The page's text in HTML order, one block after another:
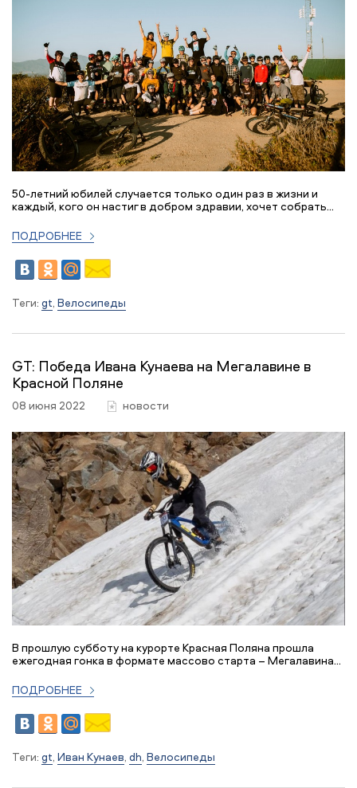
50-летний юбилей случается только один раз в жизни и
каждый, кого он настиг в добром здравии, хочет собрать...
ПОДРОБНЕЕ
Теги: gt, Велосипеды
GT: Победа Ивана Кунаева на Мегалавине в
Красной Поляне
08 июня 2022 новости
В прошлую субботу на курорте Красная Поляна прошла
ежегодная гонка в формате массово старта – Мегалавина...
ПОДРОБНЕЕ
Теги: gt, Иван Кунаев, dh, Велосипеды